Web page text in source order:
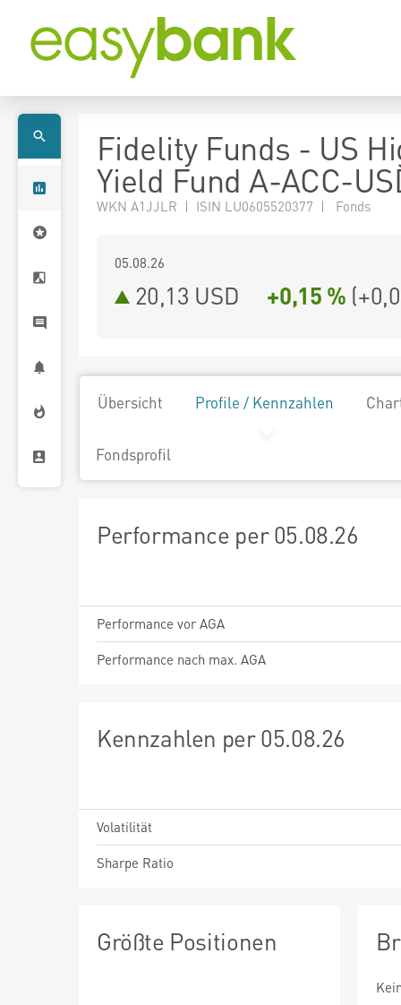
Fidelity Funds - US
Yield Fund A-ACC-
WKN A1JJLR | ISIN LU0605520377 | Fonds
05.08.26
20,13 USD +0,15 % (
Übersicht Profile / Kennzahlen
Fondsprofil
Performance per 05.08.26
Performance vor AGA
Performance nach max. AGA
Kennzahlen per 05.08.26
Volatilität
Sharpe Ratio
Größte Positionen